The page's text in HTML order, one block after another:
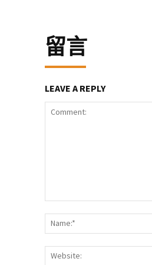
留言
LEAVE A REPLY